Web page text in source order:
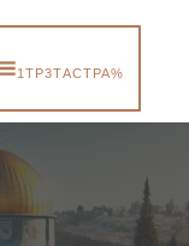
1TP3ТАСТРА%